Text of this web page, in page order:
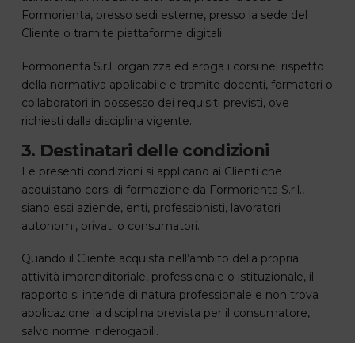
Formorienta, presso sedi esterne, presso la sede del
Cliente o tramite piattaforme digitali.
Formorienta S.r.l. organizza ed eroga i corsi nel rispetto
della normativa applicabile e tramite docenti, formatori o
collaboratori in possesso dei requisiti previsti, ove
richiesti dalla disciplina vigente.
3. Destinatari delle condizioni
Le presenti condizioni si applicano ai Clienti che
acquistano corsi di formazione da Formorienta S.r.l.,
siano essi aziende, enti, professionisti, lavoratori
autonomi, privati o consumatori.
Quando il Cliente acquista nell’ambito della propria
attività imprenditoriale, professionale o istituzionale, il
rapporto si intende di natura professionale e non trova
applicazione la disciplina prevista per il consumatore,
salvo norme inderogabili.